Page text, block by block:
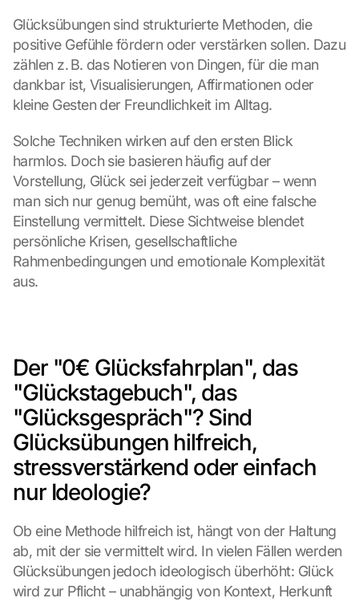
Glücksübungen sind strukturierte Methoden, die
positive Gefühle fördern oder verstärken sollen. Dazu
zählen z. B. das Notieren von Dingen, für die man
dankbar ist, Visualisierungen, Affirmationen oder
kleine Gesten der Freundlichkeit im Alltag.
Solche Techniken wirken auf den ersten Blick
harmlos. Doch sie basieren häufig auf der
Vorstellung, Glück sei jederzeit verfügbar – wenn
man sich nur genug bemüht, was oft eine falsche
Einstellung vermittelt. Diese Sichtweise blendet
persönliche Krisen, gesellschaftliche
Rahmenbedingungen und emotionale Komplexität
aus.
Der "0€ Glücksfahrplan", das
"Glückstagebuch", das
"Glücksgespräch"? Sind
Glücksübungen hilfreich,
stressverstärkend oder einfach
nur Ideologie?
Ob eine Methode hilfreich ist, hängt von der Haltung
ab, mit der sie vermittelt wird. In vielen Fällen werden
Glücksübungen jedoch ideologisch überhöht: Glück
wird zur Pflicht – unabhängig von Kontext, Herkunft